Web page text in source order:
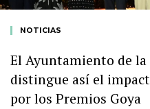
NOTICIAS
El Ayuntamiento de
distingue así el
por los Premios Goya